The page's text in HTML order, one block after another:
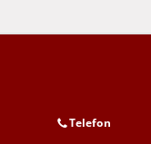
Telefon